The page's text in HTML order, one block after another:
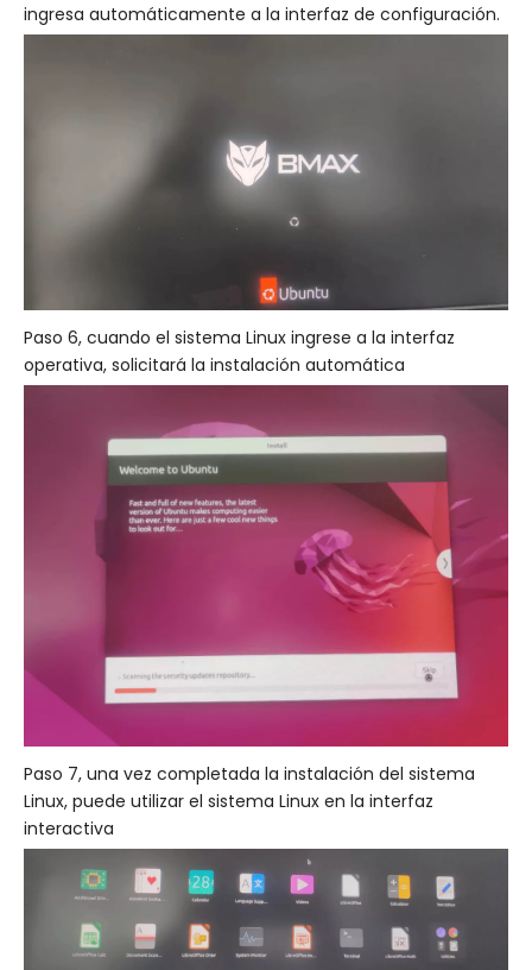
ingresa automáticamente a la interfaz de configuración.
Paso 6, cuando el sistema Linux ingrese a la interfaz
operativa, solicitará la instalación automática
Paso 7, una vez completada la instalación del sistema
Linux, puede utilizar el sistema Linux en la interfaz
interactiva